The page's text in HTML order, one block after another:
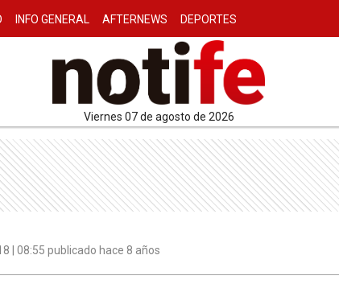
INFO GENERAL AFTERNEWS DEPORTES
viernes 07 de agosto de 2026
| 08:55 publicado hace 8 años